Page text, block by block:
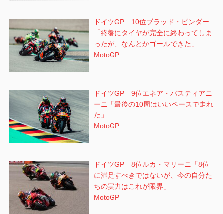
ドイツGP 10位ブラッド・ビンダー
「終盤にタイヤが完全に終わってしま
ったが、なんとかゴールできた」
MotoGP
ドイツGP 9位エネア・バスティアニ
ーニ「最後の10周はいいペースで走れ
た」
MotoGP
ドイツGP 8位ルカ・マリーニ「8位
に満足すべきではないが、今の自分た
ちの実力はこれが限界」
MotoGP